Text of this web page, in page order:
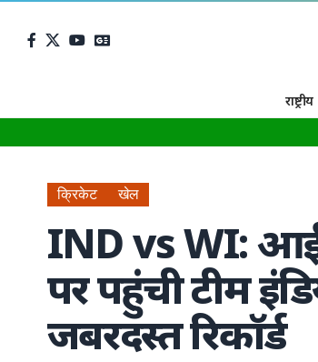
राष्ट्रीय
क्रिकेट खेल
IND vs WI:
पर पहुंची टीम
जबरदस्त रिकॉर्ड